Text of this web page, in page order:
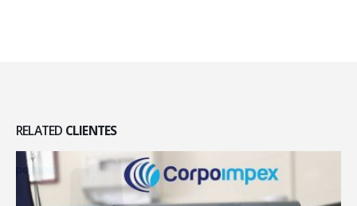
RELATED CLIENTES